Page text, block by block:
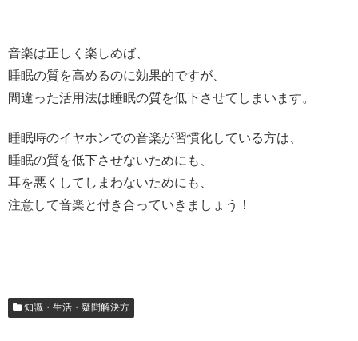
音楽は正しく楽しめば、
睡眠の質を高めるのに効果的ですが、
間違った活用法は睡眠の質を低下させてしまいます。
睡眠時のイヤホンでの音楽が習慣化している方は、
睡眠の質を低下させないためにも、
耳を悪くしてしまわないためにも、
注意して音楽と付き合っていきましょう！
知識・生活・疑問解決方